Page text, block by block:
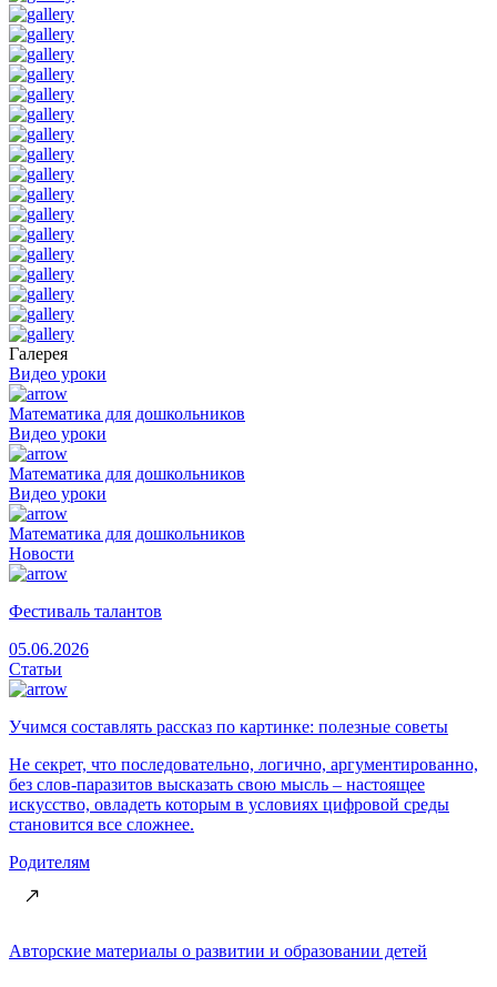
Галерея
Видео уроки
Математика для дошкольников
Видео уроки
Математика для дошкольников
Видео уроки
Математика для дошкольников
Новости
Фестиваль талантов
05.06.2026
Статьи
Учимся составлять рассказ по картинке: полезные советы
Не секрет, что последовательно, логично, аргументированно,
без слов-паразитов высказать свою мысль – настоящее
искусство, овладеть которым в условиях цифровой среды
становится все сложнее.
Родителям
Авторские материалы о развитии и образовании детей